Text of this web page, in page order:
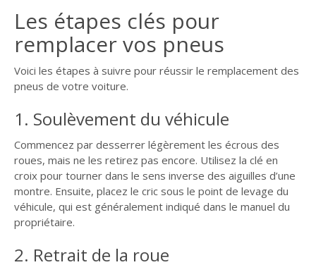
Les étapes clés pour
remplacer vos pneus
Voici les étapes à suivre pour réussir le remplacement des
pneus de votre voiture.
1. Soulèvement du véhicule
Commencez par desserrer légèrement les écrous des
roues, mais ne les retirez pas encore. Utilisez la clé en
croix pour tourner dans le sens inverse des aiguilles d’une
montre. Ensuite, placez le cric sous le point de levage du
véhicule, qui est généralement indiqué dans le manuel du
propriétaire.
2. Retrait de la roue